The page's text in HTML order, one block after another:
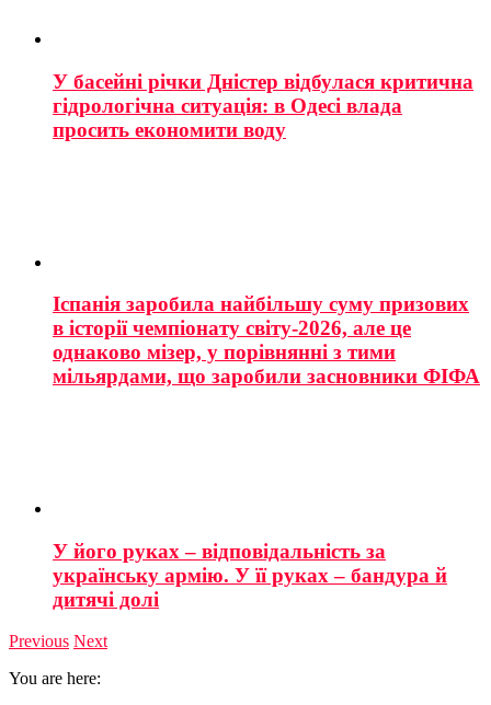
У басейні річки Дністер відбулася критична
гідрологічна ситуація: в Одесі влада
просить економити воду
Іспанія заробила найбільшу суму призових
в історії чемпіонату світу-2026, але це
однаково мізер, у порівнянні з тими
мільярдами, що заробили засновники ФІФА
У його руках – відповідальність за
українську армію. У її руках – бандура й
дитячі долі
Previous Next
You are here: